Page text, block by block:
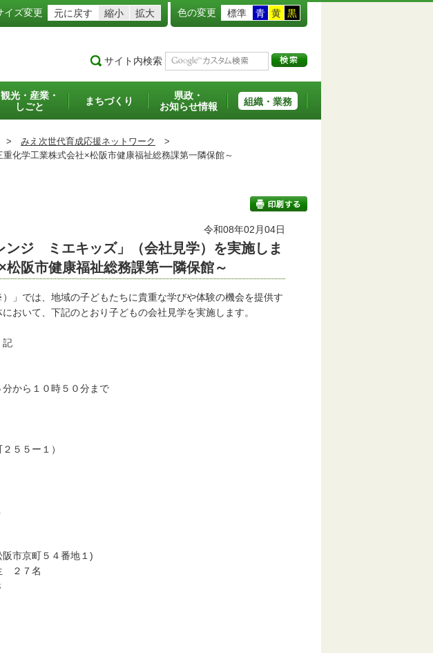
イズ変更 元に戻す 縮小 拡大 色の変更 標準 青 黄 黒
サイト内検索
観光・産業・
しごと
まちづくり
県政・
お知らせ情報
組織・業務
> みえ次世代育成応援ネットワーク
>
化学工業株式会社×松阪市健康福祉総務課第一隣保館～
令和08年02月04日
ンジ ミエキッズ」（会社見学）を実施しま
阪市健康福祉総務課第一隣保館～
」では、地域の子どもたちに貴重な学びや体験の機会を提供す
おいて、下記のとおり子どもの会社見学を実施します。
から１０時５０分まで
５５ー１）
市京町５４番地１)
２７名